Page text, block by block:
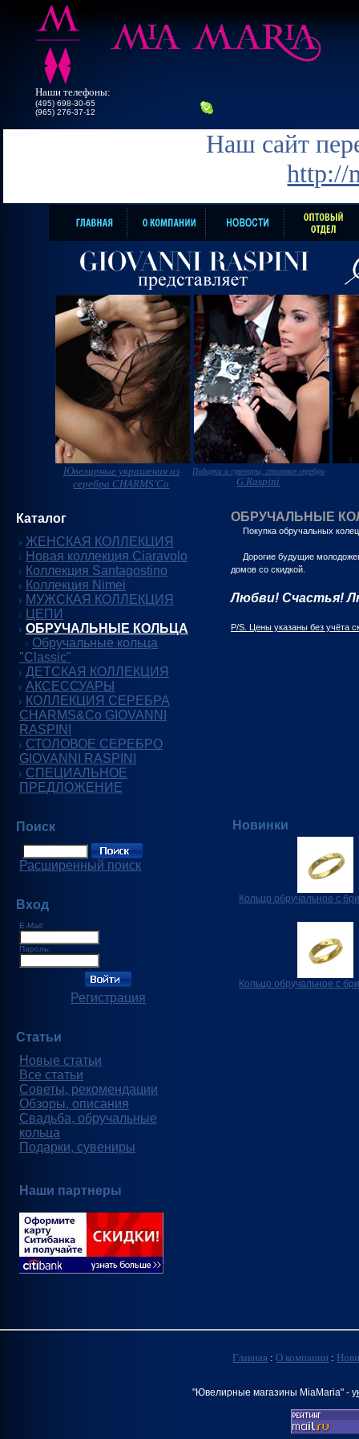
Наши телефоны:
(495) 698-30-65
(965) 276-37-12
Наш сайт
http://
Ювелирные украшения из
серебра CHARMS'Co
Подарки и сувениры, столовое серебро
G.Raspini
Каталог
ЖЕНСКАЯ КОЛЛЕКЦИЯ
Новая коллекция Ciaravolo
Коллекция Santagostino
Коллекция Nimei
МУЖСКАЯ КОЛЛЕКЦИЯ
ЦЕПИ
ОБРУЧАЛЬНЫЕ КОЛЬЦА
Обручальные кольца
"Classic"
ДЕТСКАЯ КОЛЛЕКЦИЯ
АКСЕССУАРЫ
КОЛЛЕКЦИЯ СЕРЕБРА
CHARMS&Co GIOVANNI
RASPINI
СТОЛОВОЕ СЕРЕБРО
GIOVANNI RASPINI
СПЕЦИАЛЬНОЕ
ПРЕДЛОЖЕНИЕ
Поиск
Расширенный поиск
Вход
E-Mail:
Пароль:
Регистрация
Статьи
Новые статьи
Все статьи
Советы, рекомендации
Обзоры, описания
Свадьба, обручальные
кольца
Подарки, сувениры
Наши партнеры
ОБРУЧАЛЬНЫЕ
Покупка обручальных колец
Дорогие будущие
домов со скидкой.
Любви! Счастья!
P/S. Цены указаны без учёта
Новинки
Кольцо обручальное с
Кольцо обручальное с
Главная :О компании :
"Ювелирные магазины MiaMaria" -